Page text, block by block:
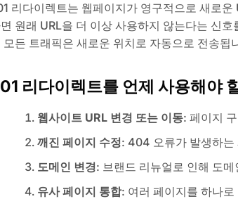
리다이렉트는 웹페이지가 영구적으로 새로
원래 URL을 더 이상 사용하지 않는다는 신
모든 트래픽은 새로운 위치로 자동으로 전송됩
리다이렉트를 언제 사용해야
웹사이트 URL 변경 또는 이동: 페이지
깨진 페이지 수정: 404 오류가 발생하는
도메인 변경: 브랜드 리뉴얼로 인해 도
유사 페이지 통합: 여러 페이지를 하나